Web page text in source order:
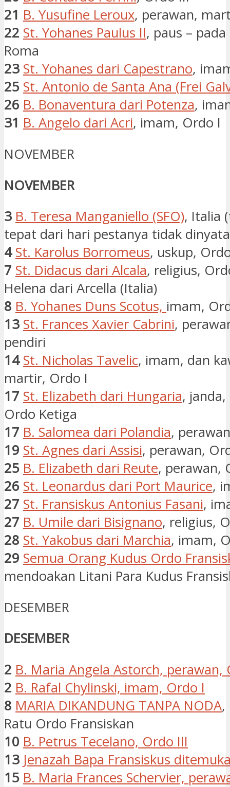
21 B. Yusufine Leroux, perawan,
22 St. Yohanes Paulus II, paus –
Roma
23 St. Yohanes dari Capestrano,
25 St. Antonio de Santa Ana (Frei
26 B. Bonaventura dari Potenza,
31 B. Angelo dari Acri, imam, Ordo I
NOVEMBER
NOVEMBER
3 B. Teresa Manganiello (SFO), Italia
tepat dari hari pestanya tidak
4 St. Karolus Borromeus, uskup,
7 St. Didacus dari Alcala, religius,
Helena dari Arcella (Italia)
8 B. Yohanes Duns Scotus, imam,
13 St. Frances Xavier Cabrini,
pendiri
14 St. Nicholas Tavelic, imam, dan
martir, Ordo I
17 St. Elizabeth dari Hungaria,
Ordo Ketiga
17 B. Salomea dari Polandia,
19 St. Agnes dari Assisi, perawan,
25 B. Elizabeth dari Reute, perawan,
26 St. Leonardus dari Port Maurice,
27 St. Fransiskus Antonius Fasani,
27 B. Umile dari Bisignano, religius,
28 St. Yakobus dari Marchia, imam,
29 Semua Orang Kudus Ordo
mendoakan Litani Para Kudus
DESEMBER
DESEMBER
2 B. Maria Angela Astorch, perawan,
2 B. Rafal Chylinski, imam, Ordo I
8 MARIA DIKANDUNG TANPA NODA,
Ratu Ordo Fransiskan
10 B. Petrus Tecelano, Ordo III
13 Jenazah Bapa Fransiskus
15 B. Maria Frances Schervier,